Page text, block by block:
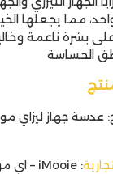
مما يجعلها
بشرة ناعمة
الحساسة
عدسة جهاز ليزاي
: iMooie – اي